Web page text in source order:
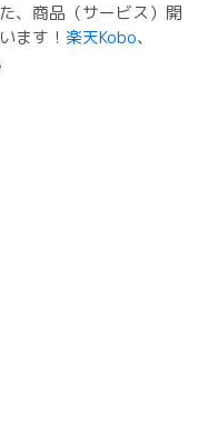
、商品（サービス）開
ます！ 楽天Kobo、